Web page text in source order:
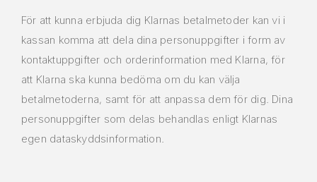
För att kunna erbjuda dig Klarnas betalmetoder kan vi i
kassan komma att dela dina personuppgifter i form av
kontaktuppgifter och orderinformation med Klarna, för
att Klarna ska kunna bedöma om du kan välja
betalmetoderna, samt för att anpassa dem för dig. Dina
personuppgifter som delas behandlas enligt Klarnas
egen dataskyddsinformation.